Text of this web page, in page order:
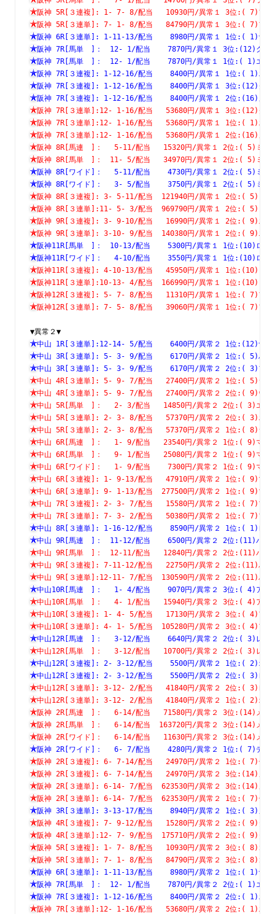
阪神 5R[３連複]: 1- 7- 8/配当   10930円/異常１ 3
阪神 5R[３連単]: 7- 1- 8/配当   84790円/異常１ 3
阪神 6R[３連単]: 1-11-13/配当    8980円/異常１
阪神 7R[馬単　]：　12- 1/配当    7870円/異常１ 3
阪神 7R[馬単　]：　12- 1/配当    7870円/異常１
阪神 7R[３連複]: 1-12-16/配当    8400円/異常１
阪神 7R[３連複]: 1-12-16/配当    8400円/異常１ 3
阪神 7R[３連複]: 1-12-16/配当    8400円/異常１ 2位
阪神 7R[３連単]:12- 1-16/配当   53680円/異常１ 3
阪神 7R[３連単]:12- 1-16/配当   53680円/異常１
阪神 7R[３連単]:12- 1-16/配当   53680円/異常１ 2位
阪神 8R[馬連　]：　 5-11/配当   15320円/異常１ 2位
阪神 8R[馬単　]：　11- 5/配当   34970円/異常１ 2位
阪神 8R[ワイド]：　 5-11/配当    4730円/異常１ 2位
阪神 8R[ワイド]：　 3- 5/配当    3750円/異常１ 2位
阪神 8R[３連複]: 3- 5-11/配当  121940円/異常１ 2位
阪神 8R[３連単]:11- 5- 3/配当  969790円/異常１ 2位
阪神 9R[３連複]: 3- 9-10/配当   16990円/異常１ 2位:( 9)エン
阪神 9R[３連単]: 3-10- 9/配当  140380円/異常１ 2位:( 9)エ
阪神11R[馬単　]：　10-13/配当    5300円/異常１ 1位:(10)ロード
阪神11R[ワイド]：　 4-10/配当    3550円/異常１ 1位:(10)ロード
阪神11R[３連複]: 4-10-13/配当   45950円/異常１ 1位:(10)ロード
阪神11R[３連単]:10-13- 4/配当  166990円/異常１ 1位:(10)ロード
阪神12R[３連複]: 5- 7- 8/配当   11310円/異常１ 1位:( 7)フィア
阪神12R[３連単]: 7- 5- 8/配当   39060円/異常１ 1位:( 7)フィア
▼異常２▼
中山 1R[３連単]:12-14- 5/配当    6400円/異常
中山 3R[３連単]: 5- 3- 9/配当    6170円/異常２ 1
中山 3R[３連単]: 5- 3- 9/配当    6170円/異常２
中山 4R[３連単]: 5- 9- 7/配当   27400円/異常２ 1
中山 4R[３連単]: 5- 9- 7/配当   27400円/異常２ 2位
中山 5R[馬単　]：　 2- 3/配当   14850円/異常２ 2
中山 5R[３連単]: 2- 3- 8/配当   57370円/異常２ 2
中山 5R[３連単]: 2- 3- 8/配当   57370円/異
中山 6R[馬連　]：　 1- 9/配当   23540円/異常２
中山 6R[馬単　]：　 9- 1/配当   25080円/異常２
中山 6R[ワイド]：　 1- 9/配当    7300円/異常２
中山 6R[３連複]: 1- 9-13/配当   47910円/異常２
中山 6R[３連単]: 9- 1-13/配当  277500円/異常２
中山 7R[３連複]: 2- 3- 7/配当   15580円/異常２ 1位:( 7)プレシ
中山 7R[３連単]: 7- 3- 2/配当   50380円/異常２ 1位:( 7)プレシ
中山 8R[３連単]: 1-16-12/配当    8590円/異常２
中山 9R[馬連　]：　11-12/配当    6500円/異常２ 2位:(11)パレス
中山 9R[馬単　]：　12-11/配当   12840円/異常２ 2位:(11)パレス
中山 9R[３連複]: 7-11-12/配当   22750円/異常２ 2位:(11)パレス
中山 9R[３連単]:12-11- 7/配当  130590円/異常２ 2位:(11)パレス
中山10R[馬連　]：　 1- 4/配当    9070円/異常２ 3位:( 4)ア
中山10R[馬単　]：　 4- 1/配当   15940円/異常２ 3位:( 4)ア
中山10R[３連複]: 1- 4- 5/配当   17130円/異常２ 3位:( 4)ア
中山10R[３連単]: 4- 1- 5/配当  105280円/異常２ 3位:( 4)ア
中山12R[馬連　]：　 3-12/配当    6640円/異常２ 2位:( 3)レジー
中山12R[馬単　]：　 3-12/配当   10700円/異常２ 2位:( 3)レジー
中山12R[３連複]: 2- 3-12/配当    5500円/異常２ 1位:( 2)オメガ
中山12R[３連複]: 2- 3-12/配当    5500円/異常２ 2位:( 3)レジー
中山12R[３連単]: 3-12- 2/配当   41840円/異常２ 2位:( 3)レジー
中山12R[３連単]: 3-12- 2/配当   41840円/異常２ 1位:( 2)オメガ
阪神 2R[馬連　]：　 6-14/配当   71580円/異常２ 3
阪神 2R[馬単　]：　 6-14/配当  163720円/異常２ 3
阪神 2R[ワイド]：　 6-14/配当   11630円/異常２ 3
阪神 2R[ワイド]：　 6- 7/配当    4280円/異常２
阪神 2R[３連複]: 6- 7-14/配当   24970円/異常２
阪神 2R[３連複]: 6- 7-14/配当   24970円/異常２ 3
阪神 2R[３連単]: 6-14- 7/配当  623530円/異常２ 3
阪神 2R[３連単]: 6-14- 7/配当  623530円/異常２
阪神 3R[３連単]: 3-13-17/配当    8940円/異常２ 1位
阪神 4R[３連複]: 7- 9-12/配当   15280円/異常２ 2
阪神 4R[３連単]:12- 7- 9/配当  175710円/異常２ 2
阪神 5R[３連複]: 1- 7- 8/配当   10930円/異常２ 3
阪神 5R[３連単]: 7- 1- 8/配当   84790円/異常２ 3
阪神 6R[３連単]: 1-11-13/配当    8980円/異常２
阪神 7R[馬単　]：　12- 1/配当    7870円/異常２
阪神 7R[３連複]: 1-12-16/配当    8400円/異常２
阪神 7R[３連単]:12- 1-16/配当   53680円/異常２